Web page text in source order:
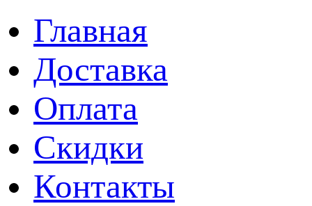
Главная
Доставка
Оплата
Скидки
Контакты